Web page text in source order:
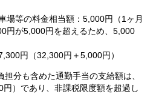
場等の料金相当額：5,000円（1ヶ月
円が5,000円を超えるため、5,000
円（32,300円＋5,000円）
分も含めた通勤手当の支給額は、
）であり、非課税限度額を超過し